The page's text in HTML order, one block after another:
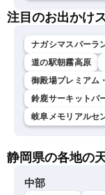
注目のお出かけ
ナガシマスパーラ
道の駅朝霧高原
御殿場プレミアム
鈴鹿サーキットパ
岐阜メモリアルセ
静岡県の各地の
中部